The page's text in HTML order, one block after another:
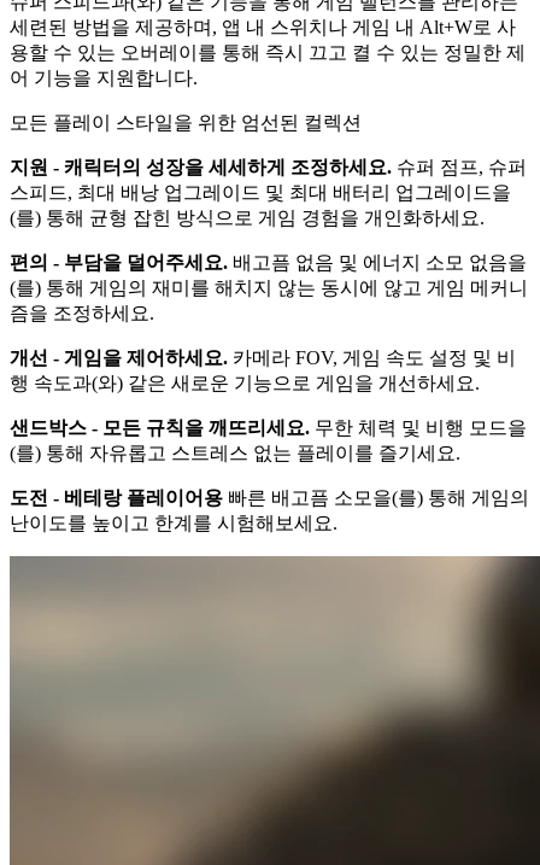
세련된 방법을 제공하며, 앱 내 스위치나 게임 내 Alt+W로 사
용할 수 있는 오버레이를 통해 즉시 끄고 켤 수 있는 정밀한 제
어 기능을 지원합니다.
모든 플레이 스타일을 위한 엄선된 컬렉션
지원 - 캐릭터의 성장을 세세하게 조정하세요. 슈퍼 점프, 슈퍼
스피드, 최대 배낭 업그레이드 및 최대 배터리 업그레이드을
(를) 통해 균형 잡힌 방식으로 게임 경험을 개인화하세요.
편의 - 부담을 덜어주세요. 배고픔 없음 및 에너지 소모 없음을
(를) 통해 게임의 재미를 해치지 않는 동시에 않고 게임 메커니
즘을 조정하세요.
개선 - 게임을 제어하세요. 카메라 FOV, 게임 속도 설정 및 비
행 속도과(와) 같은 새로운 기능으로 게임을 개선하세요.
샌드박스 - 모든 규칙을 깨뜨리세요. 무한 체력 및 비행 모드을
(를) 통해 자유롭고 스트레스 없는 플레이를 즐기세요.
도전 - 베테랑 플레이어용 빠른 배고픔 소모을(를) 통해 게임의
난이도를 높이고 한계를 시험해보세요.